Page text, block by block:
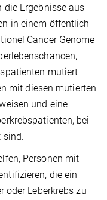
die Ergebnisse aus
in einem öffentlich
Cancer Genome
mutiert
mit diesen mutierten
und eine
bei
sind.
Personen mit
die ein
oder Leberkrebs zu